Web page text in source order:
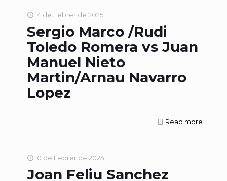
14 de Febrer de 2025
Sergio Marco /Rudi
Toledo Romera vs Juan
Manuel Nieto
Martin/Arnau Navarro
Lopez
Read more
10 de Febrer de 2025
Joan Feliu Sanchez